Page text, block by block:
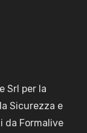
Srl per la
Sicurezza e
da Formalive